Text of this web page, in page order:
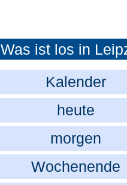
Was ist los in
Kalender
heute
morgen
Wochenende